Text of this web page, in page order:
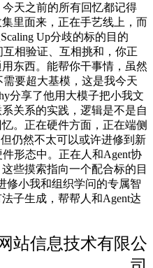
天之前的所有回忆都记得
里面来，正在手艺线上，而
Up分歧的标的目的
相验证、互相挑和，你正
东西。能帮你干事情，虽然
要超大基模，这是我今天
分享了他用大模子把小我文
关系的实践，逻辑是不是自
。正在硬件方面，正在端侧
仍然不太可以或许进修到新
形态中。正在人和Agent协
些摸索指向一个配合标的目
修小我和组织学问的专属智
子生成，帮帮人和Agent达
站信息技术有限公